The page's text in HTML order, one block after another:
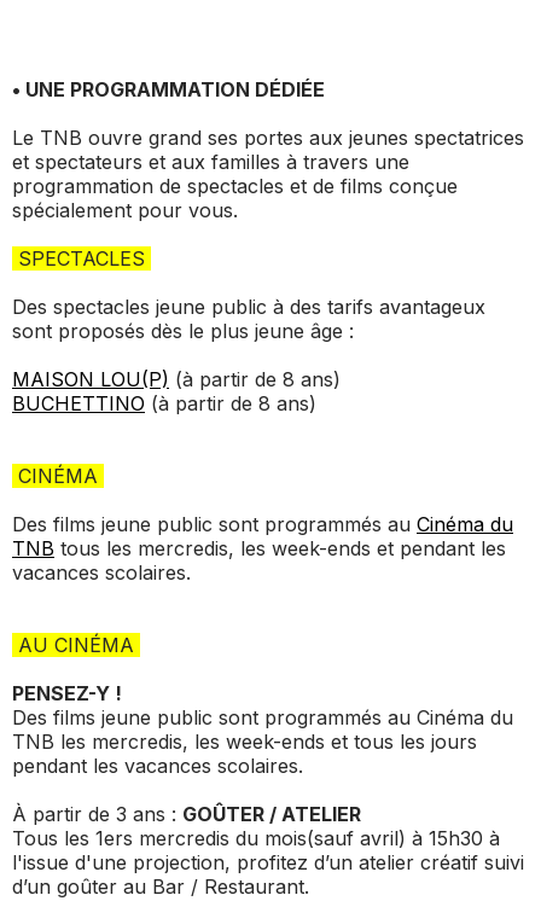
_ ACTION CULTURELLE
_ TNB SOLIDAIRE
_ TNB ÉCO-RESPONSABLE
_ ARCHIVES ET RESSOURCES
_ INTERNATIONAL
_ FORMATION
_ INSERTION PROFESSIONNELLE
_ PROMOTIONS
_ INTERNATIONAL
_ NOUS SOUTENIR
_ CONTACTS ET INFOS PRATIQUES
_ NOS MÉCÈNES
_ DEVENEZ MÉCÈNE
_ SOUTENEZ LE FESTIVAL TNB
_ RENCONTRER
_ PRATIQUER
_ PROFITER
_ MARCHÉS
_ EMPLOIS / STAGES
>
>
• UNE PROGRAMMATION DÉDIÉE
Le TNB ouvre grand ses portes aux jeunes spectatrices
et spectateurs et aux familles à travers une
programmation de spectacles et de films conçue
spécialement pour vous.
SPECTACLES
Des spectacles jeune public à des tarifs avantageux
sont proposés dès le plus jeune âge :
MAISON LOU(P) (à partir de 8 ans)
BUCHETTINO (à partir de 8 ans)
CINÉMA
Des films jeune public sont programmés au Cinéma du
TNB tous les mercredis, les week-ends et pendant les
vacances scolaires.
AU CINÉMA
PENSEZ-Y !
Des films jeune public sont programmés au Cinéma du
TNB les mercredis, les week-ends et tous les jours
pendant les vacances scolaires.
À partir de 3 ans : GOÛTER / ATELIER
Tous les 1ers mercredis du mois(sauf avril) à 15h30 à
l'issue d'une projection, profitez d’un atelier créatif suivi
d’un goûter au Bar / Restaurant.